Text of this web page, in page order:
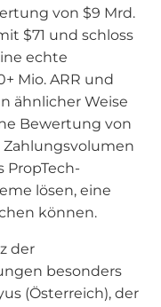
von $9 Mrd.
$71 und schloss
echte
Mio. ARR und
ähnlicher Weise
Bewertung von
Zahlungsvolumen
PropTech-
lösen, eine
können.
der
besonders
(Österreich), der